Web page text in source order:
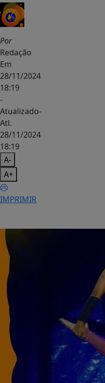
Por
Redação
Em
28/11/2024
18:19
-
Atualizado-
Atl.
28/11/2024
18:19
A-
A+
IMPRIMIR